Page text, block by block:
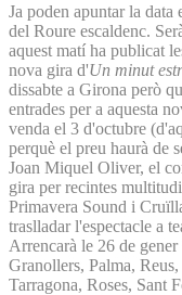
Ja poden apuntar la
del Roure escaldenc.
aquest matí ha publicat
nova gira d'Un minut
dissabte a Girona però
entrades per a aquesta
venda el 3 d'octubre
perquè el preu haurà de
Joan Miquel Oliver, el
gira per recintes
Primavera Sound i
traslladar l'espectacle a
Arrencarà le 26 de
Granollers, Palma,
Tarragona, Roses, Sant